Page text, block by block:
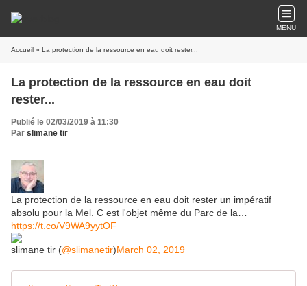
MENU
Accueil » La protection de la ressource en eau doit rester...
La protection de la ressource en eau doit
rester...
Publié le 02/03/2019 à 11:30
Par slimane tir
La protection de la ressource en eau doit rester un impératif
absolu pour la Mel. C est l'objet même du Parc de la…
https://t.co/V9WA9yytOF
slimane tir (@slimanetir)March 02, 2019